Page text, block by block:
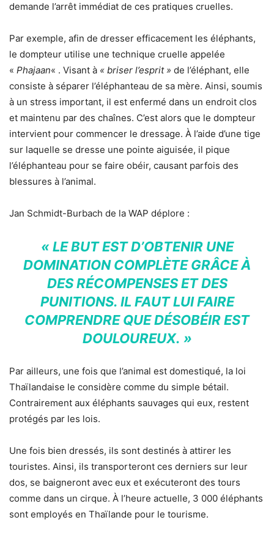
demande l’arrêt immédiat de ces pratiques cruelles.
Par exemple, afin de dresser efficacement les éléphants,
le dompteur utilise une technique cruelle appelée
« Phajaan« . Visant à « briser l’esprit » de l’éléphant, elle
consiste à séparer l’éléphanteau de sa mère. Ainsi, soumis
à un stress important, il est enfermé dans un endroit clos
et maintenu par des chaînes. C’est alors que le dompteur
intervient pour commencer le dressage. À l’aide d’une tige
sur laquelle se dresse une pointe aiguisée, il pique
l’éléphanteau pour se faire obéir, causant parfois des
blessures à l’animal.
Jan Schmidt-Burbach de la WAP déplore :
« LE BUT EST D’OBTENIR UNE
DOMINATION COMPLÈTE GRÂCE À
DES RÉCOMPENSES ET DES
PUNITIONS. IL FAUT LUI FAIRE
COMPRENDRE QUE DÉSOBÉIR EST
DOULOUREUX. »
Par ailleurs, une fois que l’animal est domestiqué, la loi
Thaïlandaise le considère comme du simple bétail.
Contrairement aux éléphants sauvages qui eux, restent
protégés par les lois.
Une fois bien dressés, ils sont destinés à attirer les
touristes. Ainsi, ils transporteront ces derniers sur leur
dos, se baigneront avec eux et exécuteront des tours
comme dans un cirque. À l’heure actuelle, 3 000 éléphants
sont employés en Thaïlande pour le tourisme.